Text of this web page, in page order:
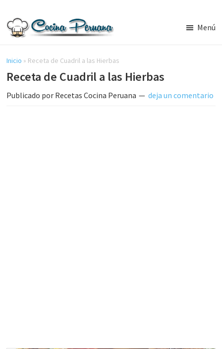
contenido
lateral
principal
Cocina
Peruana,
Recetas
de
Comida
Menú
Inicio » Receta de Cuadril a las Hierbas
Receta de Cuadril a las Hierbas
Publicado por Recetas Cocina Peruana deja un comentario